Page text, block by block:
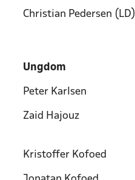
Christian Pedersen (LD)
Ungdom
Peter Karlsen
Zaid Hajouz
Kristoffer Kofoed